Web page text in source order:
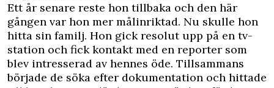
Ett år senare reste hon tillbaka och den här
gången var hon mer målinriktad. Nu skulle hon
hitta sin familj. Hon gick resolut upp på en tv-
station och fick kontakt med en reporter som
blev intresserad av hennes öde. Tillsammans
började de söka efter dokumentation och hittade